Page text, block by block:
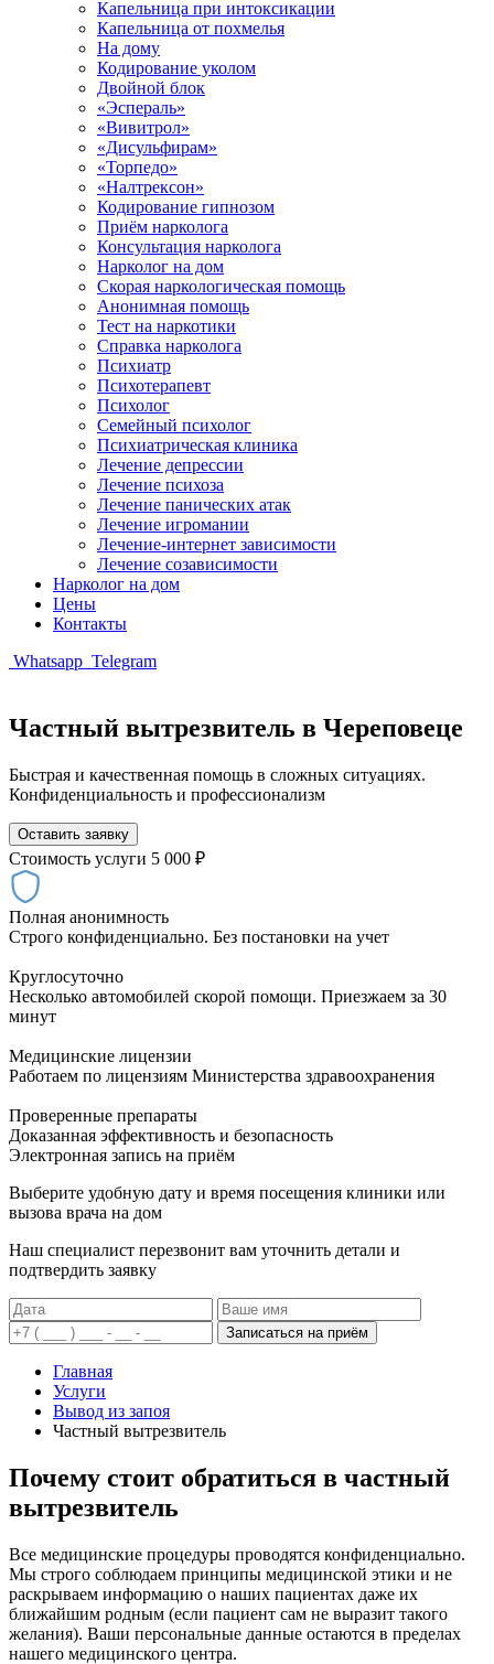
Капельница при интоксикации
Капельница от похмелья
На дому
Кодирование уколом
Двойной блок
«Эспераль»
«Вивитрол»
«Дисульфирам»
«Торпедо»
«Налтрексон»
Кодирование гипнозом
Приём нарколога
Консультация нарколога
Нарколог на дом
Скорая наркологическая помощь
Анонимная помощь
Тест на наркотики
Справка нарколога
Психиатр
Психотерапевт
Психолог
Семейный психолог
Психиатрическая клиника
Лечение депрессии
Лечение психоза
Лечение панических атак
Лечение игромании
Лечение-интернет зависимости
Лечение созависимости
Нарколог на дом
Цены
Контакты
Whatsapp Telegram
Частный вытрезвитель в Череповеце
Быстрая и качественная помощь в сложных ситуациях.
Конфиденциальность и профессионализм
Оставить заявку
Стоимость услуги 5 000 ₽
Полная анонимность
Строго конфиденциально. Без постановки на учет
Круглосуточно
Несколько автомобилей скорой помощи. Приезжаем за 30
минут
Медицинские лицензии
Работаем по лицензиям Министерства здравоохранения
Проверенные препараты
Доказанная эффективность и безопасность
Электронная запись на приём
Выберите удобную дату и время посещения клиники или
вызова врача на дом
Наш специалист перезвонит вам уточнить детали и
подтвердить заявку
Записаться на приём
Главная
Услуги
Вывод из запоя
Частный вытрезвитель
Почему стоит обратиться в частный
вытрезвитель
Все медицинские процедуры проводятся конфиденциально.
Мы строго соблюдаем принципы медицинской этики и не
раскрываем информацию о наших пациентах даже их
ближайшим родным (если пациент сам не выразит такого
желания). Ваши персональные данные остаются в пределах
нашего медицинского центра.